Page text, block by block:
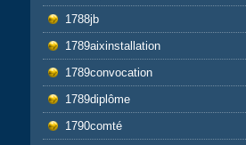
1788jb
1789aixinstallation
1789convocation
1789diplôme
1790comté